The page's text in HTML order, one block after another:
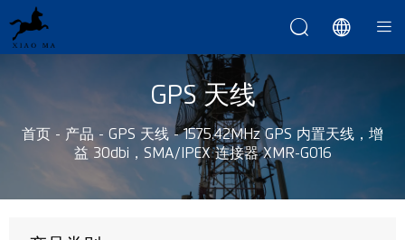
  
GPS 天线
首页 - 产品 - GPS 天线 -1575.42MHz GPS 内置天线，增
益 30dbi，SMA/IPEX 连接器 XMR-G016